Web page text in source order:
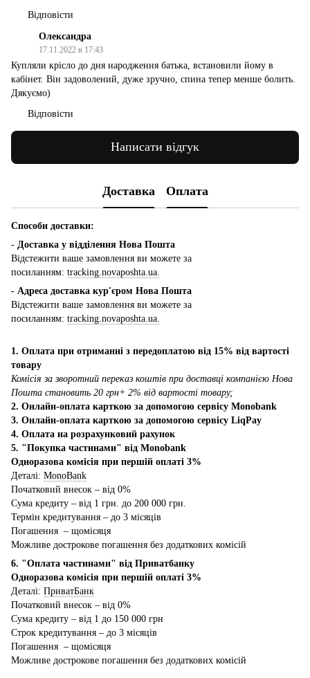
Відповісти
Олександра
17.11.2022 в 17:43
Купляли крісло до дня народження батька, встановили йому в
кабінет. Він задоволений, дуже зручно, спина тепер менше болить.
Дякуємо)
Відповісти
Написати відгук
Доставка Оплата
Способи доставки:
- Доставка у відділення Нова Пошта
Відстежити ваше замовлення ви можете за
посиланням: tracking.novaposhta.ua.
- Адреса доставка кур'єром Нова Пошта
Відстежити ваше замовлення ви можете за
посиланням: tracking.novaposhta.ua.
1. Оплата при отриманні з передоплатою від 15% від вартості
товару
Комісія за зворотний переказ коштів при доставці компанією Нова
Пошта становить 20 грн+ 2% від вартості товару;
2. Онлайн-оплата карткою за допомогою сервісу Monobank
3. Онлайн-оплата карткою за допомогою сервісу LiqPay
4. Оплата на розрахунковий рахунок
5. "Покупка частинами" від Monobank
Одноразова комісія при першій оплаті 3%
Деталі: MonoBank
Початковий внесок – від 0%
Сума кредиту – від 1 грн. до 200 000 грн.
Термін кредитування – до 3 місяців
Погашення – щомісяця
Можливе дострокове погашення без додаткових комісій
6. "Оплата частинами" від Приватбанку
Одноразова комісія при першій оплаті 3%
Деталі: ПриватБанк
Початковий внесок – від 0%
Сума кредиту – від 1 до 150 000 грн
Строк кредитування – до 3 місяців
Погашення – щомісяця
Можливе дострокове погашення без додаткових комісій